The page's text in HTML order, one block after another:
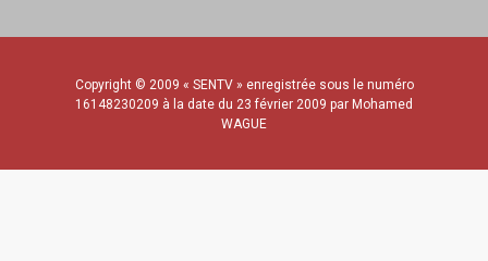
Copyright © 2009 « SENTV » enregistrée sous le numéro
16148230209 à la date du 23 février 2009 par Mohamed
WAGUE